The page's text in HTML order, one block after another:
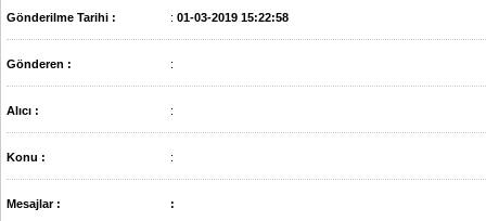
Gönderilme Tarihi : : 01-03-2019 15:22:58
Gönderen : :
Alıcı : :
Konu : :
Mesajlar :
: